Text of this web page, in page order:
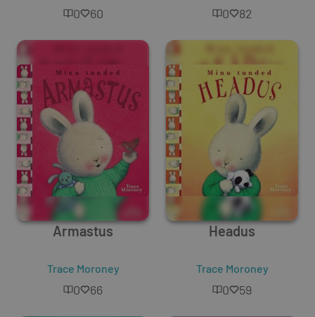
0 60 0 82
Armastus
Trace Moroney
0 66
Headus
Trace Moroney
0 59